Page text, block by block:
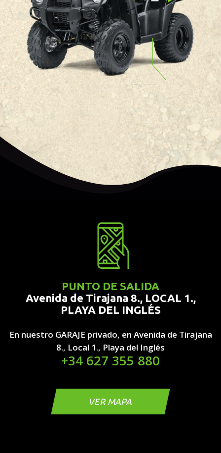
Reposapiés prácticos y
cómodos
Transmisión CVT de serie
para una mayor facilidad
PUNTO DE SALIDA
Avenida de Tirajana 8., LOCAL 1.,
PLAYA DEL INGLÉS
En nuestro GARAJE privado, en Avenida de Tirajana
8., Local 1., Playa del Inglés
+34 627 355 880
VER MAPA